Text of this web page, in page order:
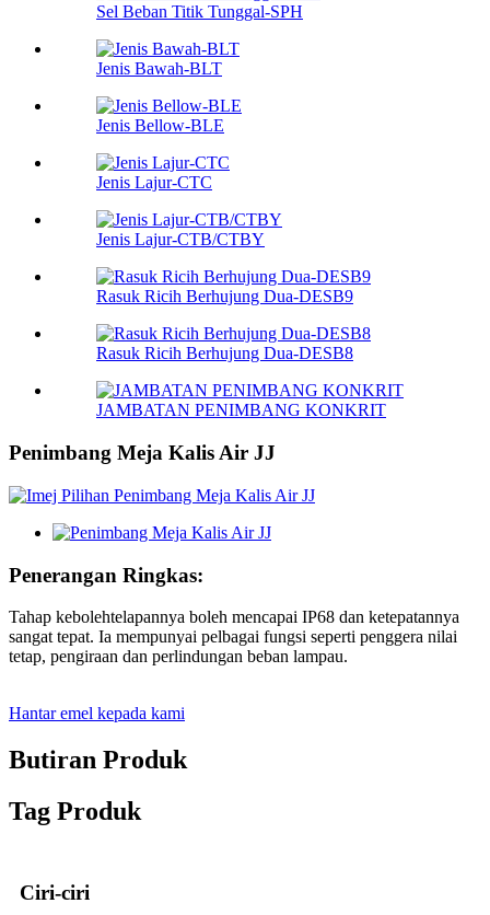
Sel Beban Titik Tunggal-SPH
Jenis Bawah-BLT
Jenis Bellow-BLE
Jenis Lajur-CTC
Jenis Lajur-CTB/CTBY
Rasuk Ricih Berhujung Dua-DESB9
Rasuk Ricih Berhujung Dua-DESB8
JAMBATAN PENIMBANG KONKRIT
Penimbang Meja Kalis Air JJ
Penerangan Ringkas:
Tahap kebolehtelapannya boleh mencapai IP68 dan ketepatannya
sangat tepat. Ia mempunyai pelbagai fungsi seperti penggera nilai
tetap, pengiraan dan perlindungan beban lampau.
Hantar emel kepada kami
Butiran Produk
Tag Produk
Ciri-ciri